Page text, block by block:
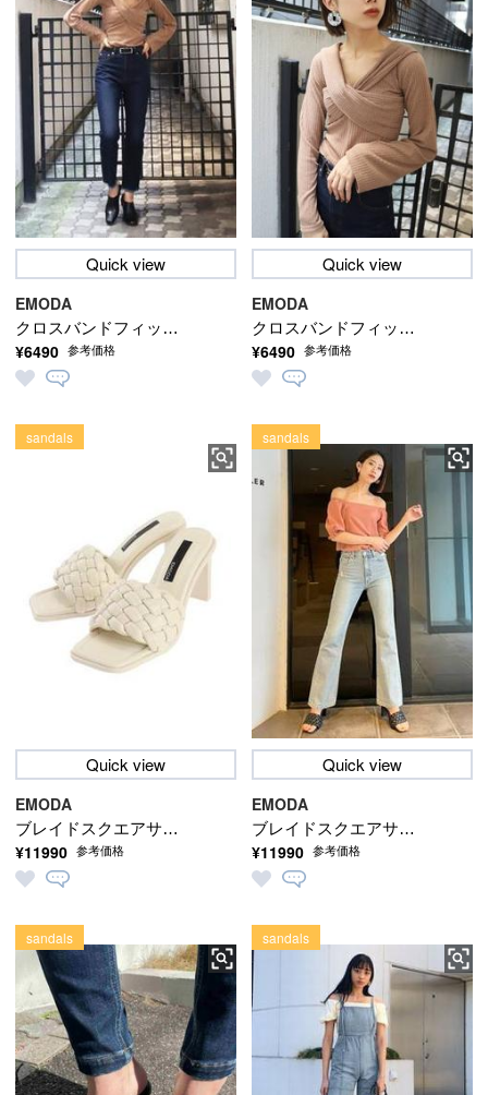
Quick view
クロスバンドフィット
トップ
EMODA
¥6490 参考価格
Quick view
クロスバンドフィット
トップ
EMODA
¥6490 参考価格
Quick view
ブレイドスクエアサン
ダル
EMODA
¥11990 参考価格
sandals
Quick view
ブレイドスクエアサン
ダル
EMODA
¥11990 参考価格
sandals
sandals sandals